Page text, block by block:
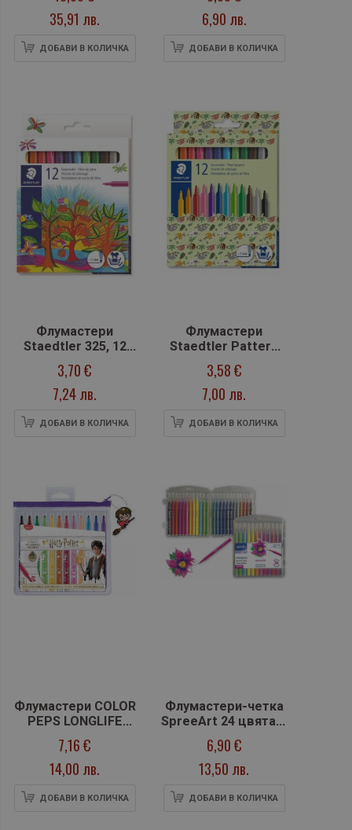
35,91 лв.
ДОБАВИ В КОЛИЧКА
6,90 лв.
ДОБАВИ В КОЛИЧКА
Флумастери
Staedtler 325, 12
цвята
3,70 €
7,24 лв.
ДОБАВИ В КОЛИЧКА
Флумастери
Staedtler Pattern
325, 12 цвята
3,58 €
7,00 лв.
ДОБАВИ В КОЛИЧКА
Флумастери COLOR
PEPS LONGLIFE
HARRY POTTER 12
цвята
7,16 €
14,00 лв.
ДОБАВИ В КОЛИЧКА
Флумастери-четка
SpreeArt 24 цвята в
кутия
6,90 €
13,50 лв.
ДОБАВИ В КОЛИЧКА